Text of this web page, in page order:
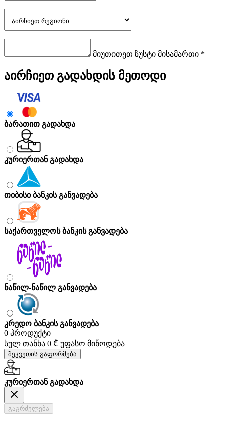
მიუთითეთ ზუსტი მისამართი *
აირჩიეთ გადახდის მეთოდი
ბარათით გადახდა
კურიერთან გადახდა
თიბისი ბანკის განვადება
საქართველოს ბანკის განვადება
ნაწილ-ნაწილ განვადება
კრედო ბანკის განვადება
0 პროდუქტი
სულ თანხა 0 ₾ უფასო მიწოდება
შეკვეთის გაფორმება
კურიერთან გადახდა
გაგრძელება